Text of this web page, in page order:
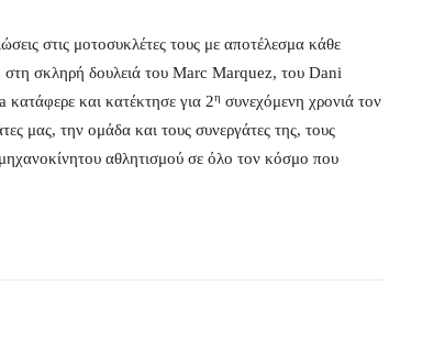
στις μοτοσυκλέτες τους με αποτέλεσμα κάθε
σκληρή δουλειά του Marc Marquez, του Dani
και κατέκτησε για 2η συνεχόμενη χρονιά τον
μας, την ομάδα και τους συνεργάτες της, τους
αθλητισμού σε όλο τον κόσμο που